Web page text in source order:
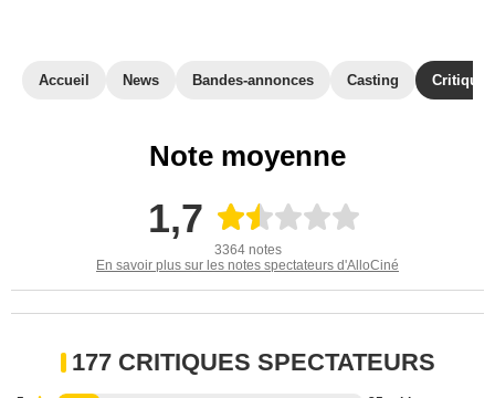
Accueil News Bandes-annonces Casting
Note moyenne
1,7
3364 notes
En savoir plus sur les notes spectateurs d'AlloCiné
177 CRITIQUES SPECTATEURS